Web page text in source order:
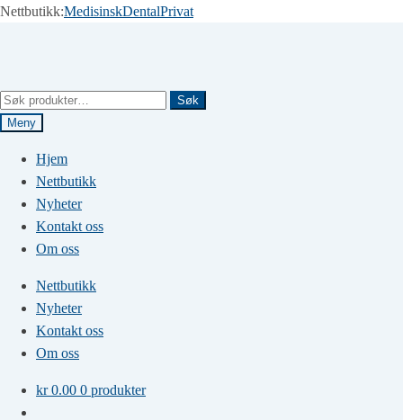
Nettbutikk:MedisinskDentalPrivat
Søk
etter:
Søk
Meny
Hjem
Nettbutikk
Nyheter
Kontakt oss
Om oss
Nettbutikk
Nyheter
Kontakt oss
Om oss
kr0.00 0 produkter